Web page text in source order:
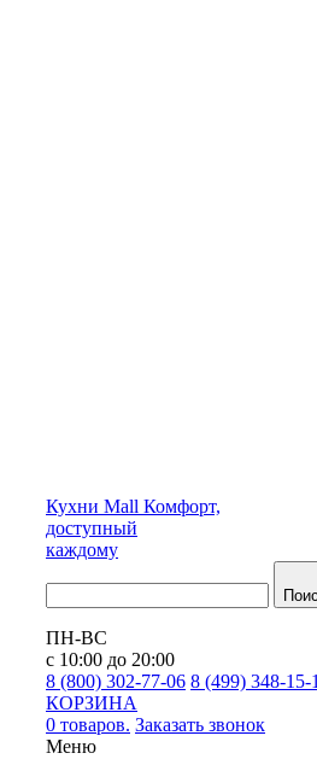
Кухни Mall Комфорт,
доступный
каждому
ПН-ВС
с 10:00 до 20:00
8 (800) 302-77-06 8 (499) 348-15-
КОРЗИНА
0 товаров. Заказать звонок
Меню